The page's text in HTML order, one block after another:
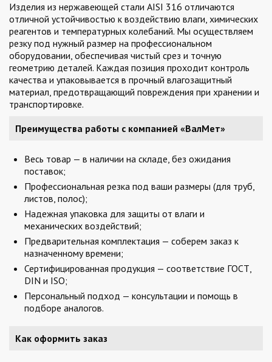
Изделия из нержавеющей стали AISI 316 отличаются
отличной устойчивостью к воздействию влаги, химических
реагентов и температурных колебаний. Мы осуществляем
резку под нужный размер на профессиональном
оборудовании, обеспечивая чистый срез и точную
геометрию деталей. Каждая позиция проходит контроль
качества и упаковывается в прочный влагозащитный
материал, предотвращающий повреждения при хранении и
транспортировке.
Преимущества работы с компанией «ВалМет»
Весь товар — в наличии на складе, без ожидания
поставок;
Профессиональная резка под ваши размеры (для труб,
листов, полос);
Надежная упаковка для защиты от влаги и
механических воздействий;
Предварительная комплектация — соберем заказ к
назначенному времени;
Сертифицированная продукция — соответствие ГОСТ,
DIN и ISO;
Персональный подход — консультации и помощь в
подборе аналогов.
Как оформить заказ